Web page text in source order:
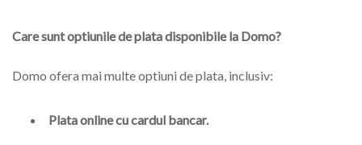
Care sunt optiunile de plata disponibile la Domo?
Domo ofera mai multe optiuni de plata, inclusiv:
Plata online cu cardul bancar.